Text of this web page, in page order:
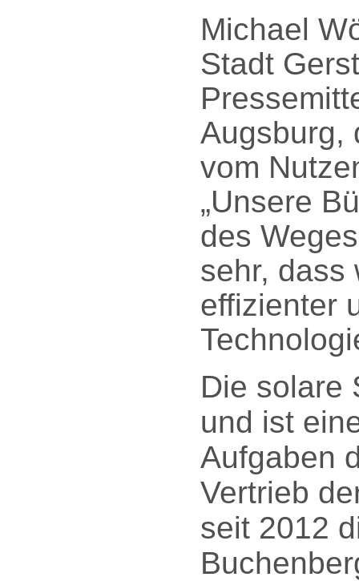
Michael
Stadt
Augsburg,
vom
„Unsere
des
sehr, dass
effizienter
Die solare
und ist
Aufgaben
Vertrieb
seit 2012